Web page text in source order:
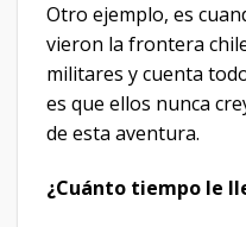
Otro ejemplo, es
vieron la frontera
militares y cuenta
es que ellos nunca
de esta aventura.
¿Cuánto tiempo le